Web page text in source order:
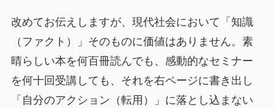
改めてお伝えしますが、現代社会において「知識
（ファクト）」そのものに価値はありません。素
晴らしい本を何百冊読んでも、感動的なセミナー
を何十回受講しても、それを右ページに書き出し
「自分のアクション（転用）」に落とし込まない